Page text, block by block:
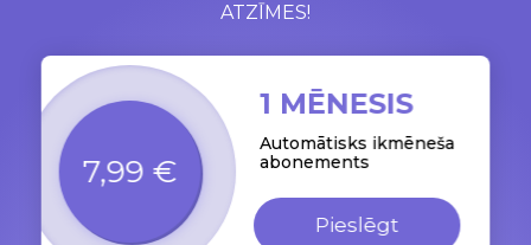
ATZĪMES!
1 MĒNESIS
Automātisks ikmēneša
abonements
7,99 €
Pieslēgt